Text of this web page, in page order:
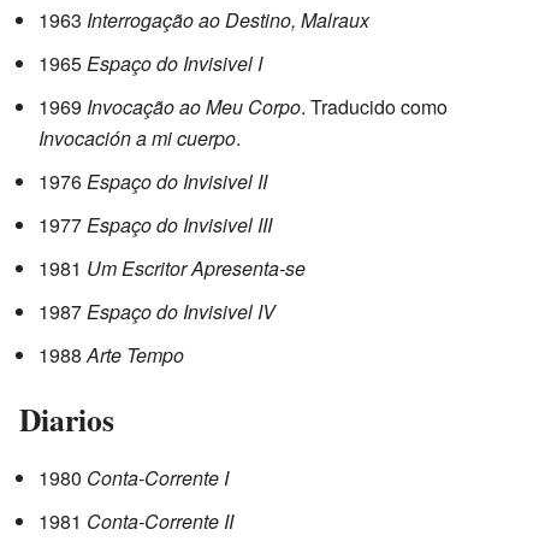
1963 Interrogação ao Destino, Malraux
1965Espaço do Invisivel I
1969 Invocação ao Meu Corpo. Traducido como
Invocación a mi cuerpo.
1976Espaço do Invisivel II
1977Espaço do Invisivel III
1981 Um Escritor Apresenta-se
1987Espaço do Invisivel IV
1988Arte Tempo
Diarios
1980 Conta-Corrente I
1981 Conta-Corrente II